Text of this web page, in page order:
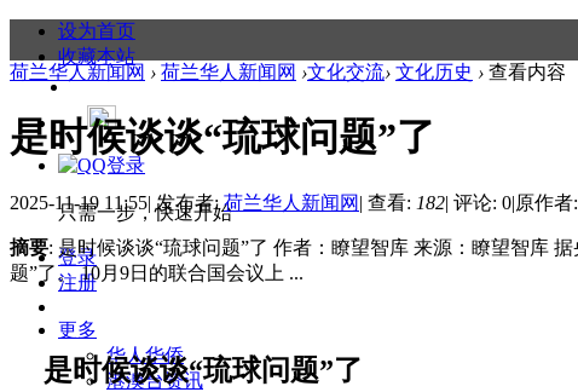
设为首页
收藏本站
只需一步，快速开始
登录
注册
更多
华人华侨
港澳台资讯
荷兰华人新闻网 › 荷兰华人新闻网 ›文化交流› 文化历史 › 查看内容
是时候谈谈“琉球问题”了
2025-11-19 11:55| 发布者: 荷兰华人新闻网 | 查看: 182| 评论: 0|原作
摘要: 是时候谈谈“琉球问题”了 作者：瞭望智库 来源：瞭望智库
题”了。 10月9日的联合国会议上 ...
是时候谈谈“琉球问题”了